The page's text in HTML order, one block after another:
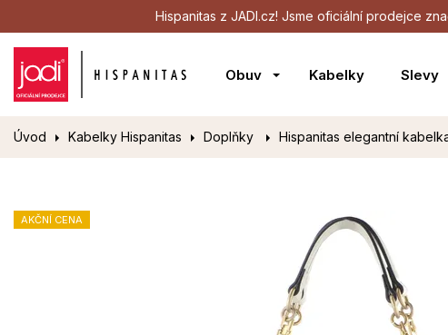
Hispanitas z JADI.cz! Jsme oficiální prodejce
Obuv Kabelky Slevy
Úvod Kabelky Hispanitas Doplňky Hispanitas elegantní
AKČNÍ CENA